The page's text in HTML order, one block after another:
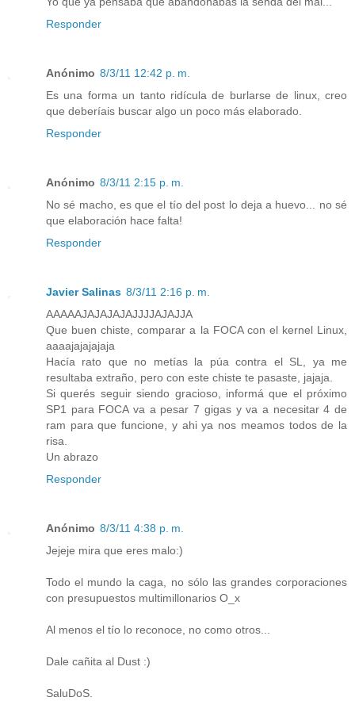
Responder
Anónimo 8/3/11 12:42 p. m.
Es una forma un tanto ridícula de burlarse de linux, creo
que deberíais buscar algo un poco más elaborado.
Responder
Anónimo 8/3/11 2:15 p. m.
No sé macho, es que el tío del post lo deja a huevo... no sé
que elaboración hace falta!
Responder
Javier Salinas 8/3/11 2:16 p. m.
AAAAAJAJAJAJAJJJJAJAJJA
Que buen chiste, comparar a la FOCA con el kernel Linux,
aaaajajajajaja
Hacía rato que no metías la púa contra el SL, ya me
resultaba extraño, pero con este chiste te pasaste, jajaja.
Si querés seguir siendo gracioso, informá que el próximo
SP1 para FOCA va a pesar 7 gigas y va a necesitar 4 de
ram para que funcione, y ahi ya nos meamos todos de la
risa.
Un abrazo
Responder
Anónimo 8/3/11 4:38 p. m.
Jejeje mira que eres malo:)
Todo el mundo la caga, no sólo las grandes corporaciones
con presupuestos multimillonarios O_x
Al menos el tío lo reconoce, no como otros...
Dale cañita al Dust :)
SaluDoS.